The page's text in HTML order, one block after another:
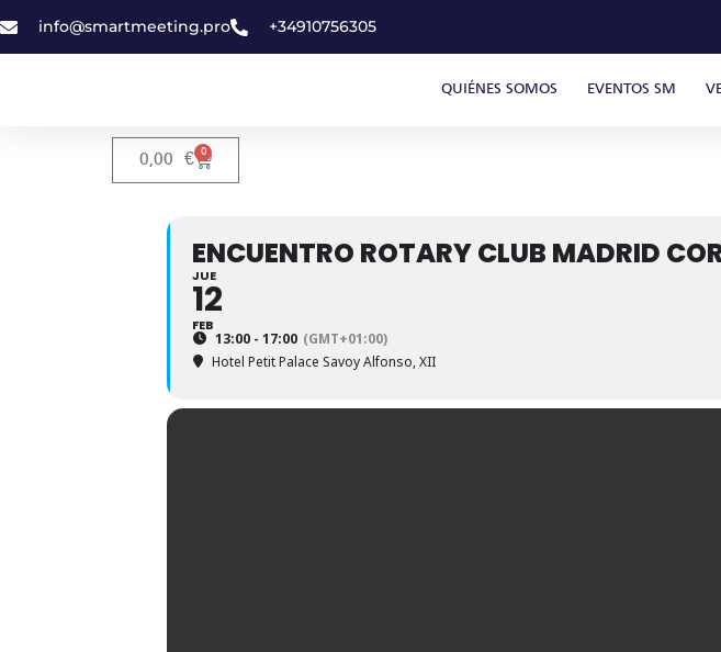
info@smartmeeting.pro +34910756305
QUIÉNES SOMOS EVENTOS SM
0,00 € 0
ENCUENTRO ROTARY CLUB MADRID
JUE
12
FEB
13:00 - 17:00 (GMT+01:00)
Hotel Petit Palace Savoy Alfonso, XII